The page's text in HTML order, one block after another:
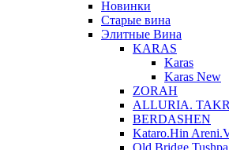
Новинки
Старые вина
Элитные Вина
KARAS
Karas
Karas New
ZORAH
ALLURIA.
BERDASHEN
Kataro.Hin
Old